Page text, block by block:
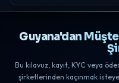
Guyana'dan
Bu kılavuz, kayıt, KYC veya
şirketlerinden kaçınmak